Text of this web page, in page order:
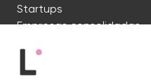
Startups
Empresas consolidadas